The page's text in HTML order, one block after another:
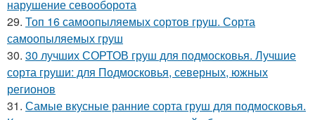
нарушение севооборота
29. Топ 16 самоопыляемых сортов груш. Сорта
самоопыляемых груш
30. 30 лучших СОРТОВ груш для подмосковья. Лучшие
сорта груши: для Подмосковья, северных, южных
регионов
31. Самые вкусные ранние сорта груш для подмосковья.